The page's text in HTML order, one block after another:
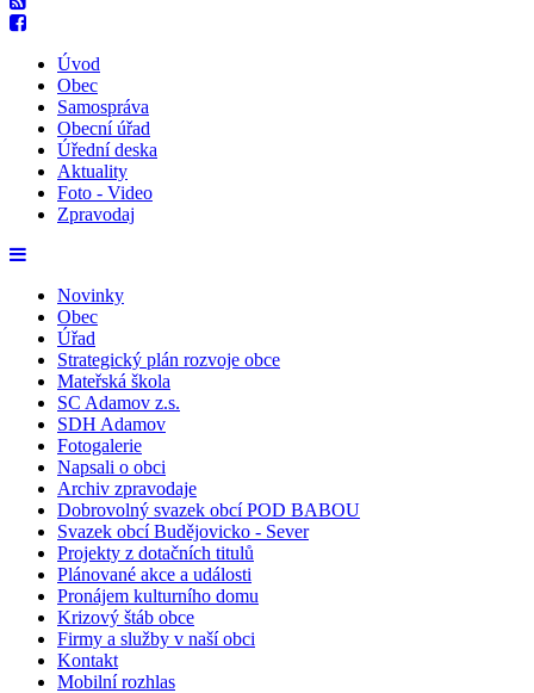
Úvod
Obec
Samospráva
Obecní úřad
Úřední deska
Aktuality
Foto - Video
Zpravodaj
Novinky
Obec
Úřad
Strategický plán rozvoje obce
Mateřská škola
SC Adamov z.s.
SDH Adamov
Fotogalerie
Napsali o obci
Archiv zpravodaje
Dobrovolný svazek obcí POD BABOU
Svazek obcí Budějovicko - Sever
Projekty z dotačních titulů
Plánované akce a události
Pronájem kulturního domu
Krizový štáb obce
Firmy a služby v naší obci
Kontakt
Mobilní rozhlas